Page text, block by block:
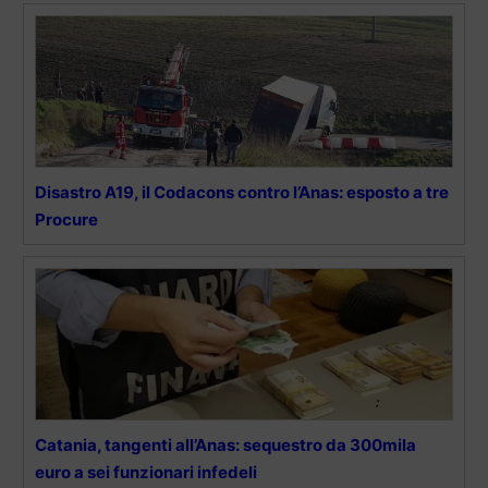
Disastro A19, il Codacons contro l’Anas: esposto a tre
Procure
Catania, tangenti all’Anas: sequestro da 300mila
euro a sei funzionari infedeli